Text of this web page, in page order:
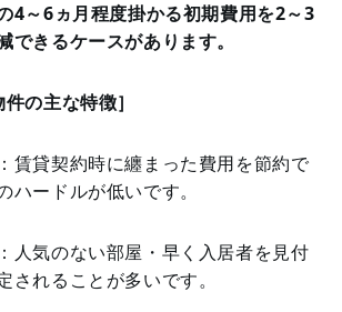
4～6ヵ月程度掛かる初期費用を2～3
できるケースがあります。
の主な特徴］
賃貸契約時に纏まった費用を節約で
ハードルが低いです。
人気のない部屋・早く入居者を見付
されることが多いです。